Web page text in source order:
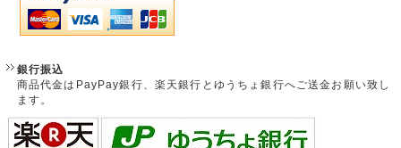
銀行振込
商品代金はPayPay銀行、楽天銀行とゆうちょ銀行へご送金お願い致し
ます。